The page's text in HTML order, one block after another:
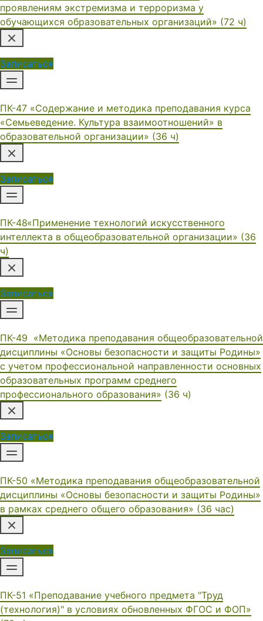
проявлениям экстремизма и терроризма у
обучающихся образовательных организаций» (72 ч)
Записаться
ПК-47 «Содержание и методика преподавания курса
«Семьеведение. Культура взаимоотношений» в
образовательной организации» (36 ч)
Записаться
ПК-48«Применение технологий искусственного
интеллекта в общеобразовательной организации» (36
ч)
Записаться
ПК-49 «Методика преподавания общеобразовательной
дисциплины «Основы безопасности и защиты Родины»
с учетом профессиональной направленности основных
образовательных программ среднего
профессионального образования» (36 ч)
Записаться
ПК-50 «Методика преподавания общеобразовательной
дисциплины «Основы безопасности и защиты Родины»
в рамках среднего общего образования» (36 час)
Записаться
ПК-51 «Преподавание учебного предмета "Труд
(технология)" в условиях обновленных ФГОС и ФОП»